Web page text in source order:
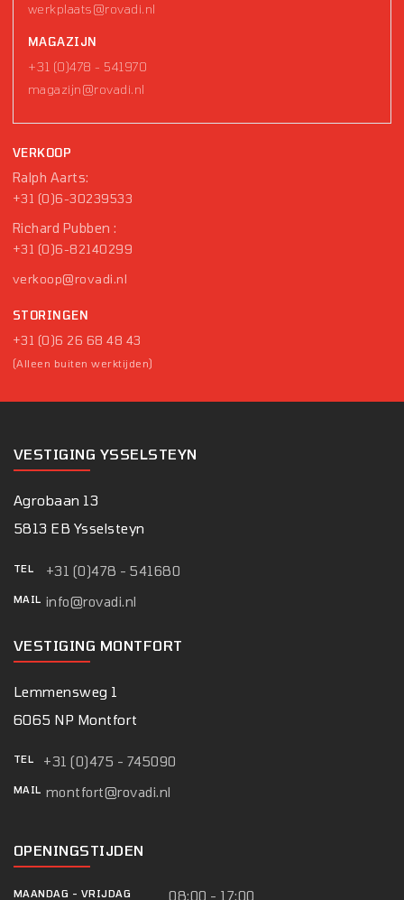
werkplaats@rovadi.nl
MAGAZIJN
+31 (0)478 - 541970
magazijn@rovadi.nl
VERKOOP
Ralph Aarts:
+31 (0)6-30239533
Richard Pubben :
+31 (0)6-82140299
verkoop@rovadi.nl
STORINGEN
+31 (0)6 26 68 48 43
(Alleen buiten werktijden)
VESTIGING YSSELSTEYN
Agrobaan 13
5813 EB Ysselsteyn
TEL +31 (0)478 - 541680
MAIL info@rovadi.nl
VESTIGING MONTFORT
Lemmensweg 1
6065 NP Montfort
TEL +31 (0)475 - 745090
MAIL montfort@rovadi.nl
OPENINGSTIJDEN
MAANDAG - VRIJDAG 08:00 - 17:00